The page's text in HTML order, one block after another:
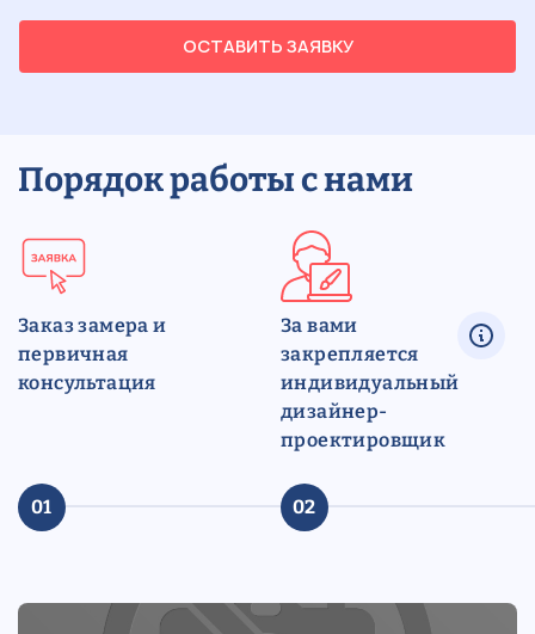
ОСТАВИТЬ ЗАЯВКУ
Порядок работы с нами
Заказ замера и
первичная
консультация
01
За вами
закрепляется
индивидуальный
дизайнер-
проектировщик
02